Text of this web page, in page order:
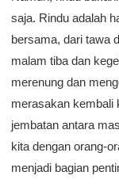
saja. Rindu adalah
bersama, dari tawa
malam tiba dan
merenung dan
merasakan kembali
jembatan antara
kita dengan orang-
menjadi bagian